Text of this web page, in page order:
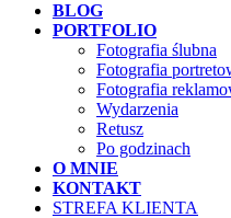
BLOG
PORTFOLIO
Fotografia ślubna
Fotografia
Fotografia
Wydarzenia
Retusz
Po godzinach
O MNIE
KONTAKT
STREFA KLIENTA